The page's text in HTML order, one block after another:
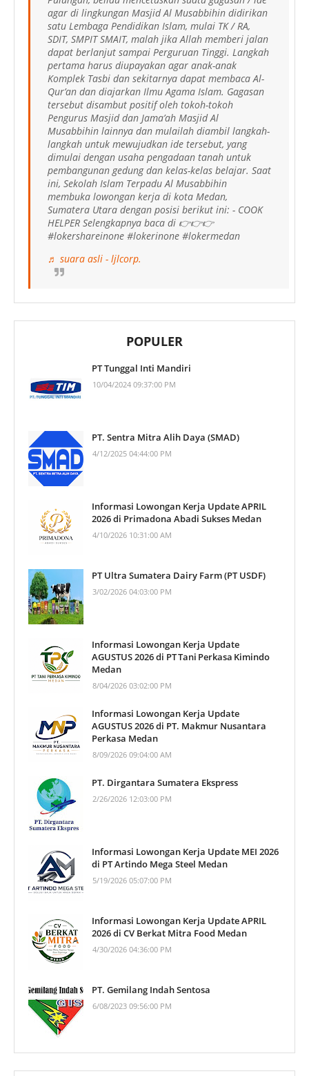
agar di lingkungan Masjid Al Musabbihin didirikan
satu Lembaga Pendidikan Islam, mulai TK / RA,
SDIT, SMPIT SMAIT, malah jika Allah memberi jalan
dapat berlanjut sampai Perguruan Tinggi. Langkah
pertama harus diupayakan agar anak-anak
Komplek Tasbi dan sekitarnya dapat membaca Al-
Qur’an dan diajarkan Ilmu Agama Islam. Gagasan
tersebut disambut positif oleh tokoh-tokoh
Pengurus Masjid dan Jama’ah Masjid Al
Musabbihin lainnya dan mulailah diambil langkah-
langkah untuk mewujudkan ide tersebut, yang
dimulai dengan usaha pengadaan tanah untuk
pembangunan gedung dan kelas-kelas belajar. Saat
ini, Sekolah Islam Terpadu Al Musabbihin
membuka lowongan kerja di kota Medan,
Sumatera Utara dengan posisi berikut ini: - COOK
HELPER Selengkapnya baca di 👉👉👉
#lokershareinone #lokerinone #lokermedan
♬ suara asli - ljlcorp.
POPULER
PT Tunggal Inti Mandiri
10/04/2024 09:37:00 PM
PT. Sentra Mitra Alih Daya (SMAD)
4/12/2025 04:44:00 PM
Informasi Lowongan Kerja Update APRIL
2026 di Primadona Abadi Sukses Medan
4/10/2026 10:31:00 AM
PT Ultra Sumatera Dairy Farm (PT USDF)
3/02/2026 04:03:00 PM
Informasi Lowongan Kerja Update
AGUSTUS 2026 di PT Tani Perkasa Kimindo
Medan
8/04/2026 03:02:00 PM
Informasi Lowongan Kerja Update
AGUSTUS 2026 di PT. Makmur Nusantara
Perkasa Medan
8/09/2026 09:04:00 AM
PT. Dirgantara Sumatera Ekspress
2/26/2026 12:03:00 PM
Informasi Lowongan Kerja Update MEI 2026
di PT Artindo Mega Steel Medan
5/19/2026 05:07:00 PM
Informasi Lowongan Kerja Update APRIL
2026 di CV Berkat Mitra Food Medan
4/30/2026 04:36:00 PM
PT. Gemilang Indah Sentosa
6/08/2023 09:56:00 PM